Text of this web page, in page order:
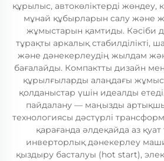
құрылыс, автокөліктерді жөндеу,
мұнай құбырларын салу және
жұмыстарын қамтиды. Кәсіби
тұрақты аркалық стабилділікті,
және дәнекерлеудің жылдам
бағалайды. Компактты дизайн
құрылғыларды алаңдағы
қолданыстар үшін идеалды
пайдалану — маңызды
технологиясы дәстүрлі
қарағанда әлдеқайда аз
инверторлық дәнекерлеу
қыздыру басталуы (hot start),